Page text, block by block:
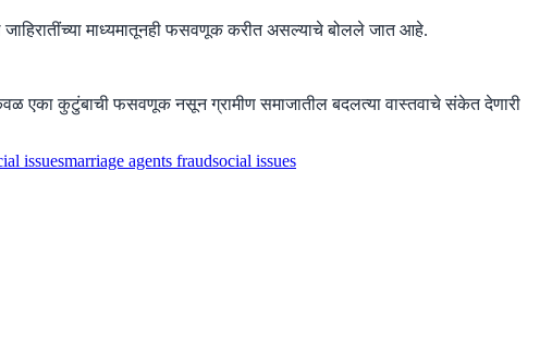
जाहिरातींच्या माध्यमातूनही फसवणूक करीत असल्याचे बोलले जात आहे.
एका कुटुंबाची फसवणूक नसून ग्रामीण समाजातील बदलत्या वास्तवाचे संकेत देणारी
issuesmarriage agents fraudsocial issues